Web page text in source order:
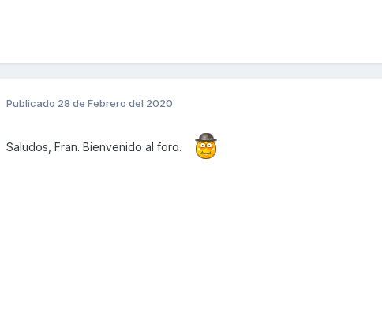
Publicado 28 de Febrero del 2020
Saludos, Fran. Bienvenido al foro.